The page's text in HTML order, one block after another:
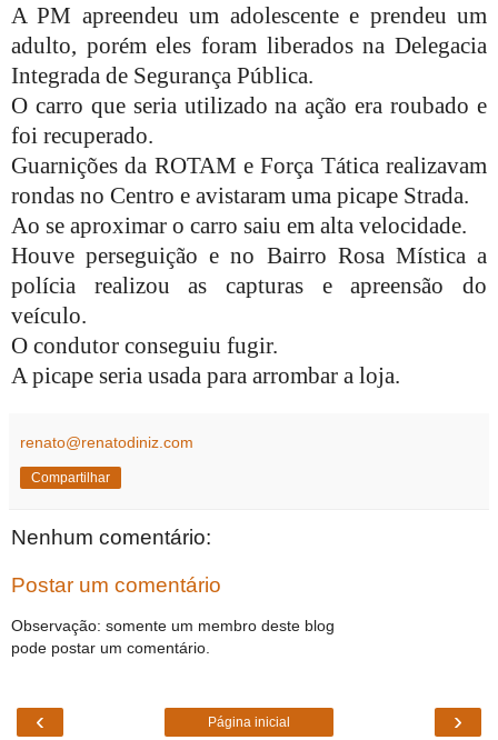
A PM apreendeu um adolescente e prendeu um
adulto, porém eles foram liberados na Delegacia
Integrada de Segurança Pública.
O carro que seria utilizado na ação era roubado e
foi recuperado.
Guarnições da ROTAM e Força Tática realizavam
rondas no Centro e avistaram uma picape Strada.
Ao se aproximar o carro saiu em alta velocidade.
Houve perseguição e no Bairro Rosa Mística a
polícia realizou as capturas e apreensão do
veículo.
O condutor conseguiu fugir.
A picape seria usada para arrombar a loja.
renato@renatodiniz.com
Compartilhar
Nenhum comentário:
Postar um comentário
Observação: somente um membro deste blog
pode postar um comentário.
‹ ›
Página inicial